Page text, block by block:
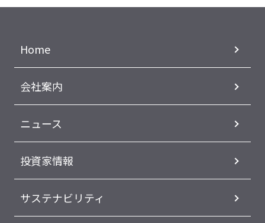
Home
会社案内
ニュース
投資家情報
サステナビリティ